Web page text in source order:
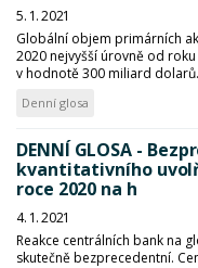
5. 1. 2021
Globální objem primárních
2020 nejvyšší úrovně od
v hodnotě 300 miliard dolarů.
Denní glosa
DENNÍ GLOSA -
kvantitativního
roce 2020 na h
4. 1. 2021
Reakce centrálních bank na
skutečně bezprecedentní.